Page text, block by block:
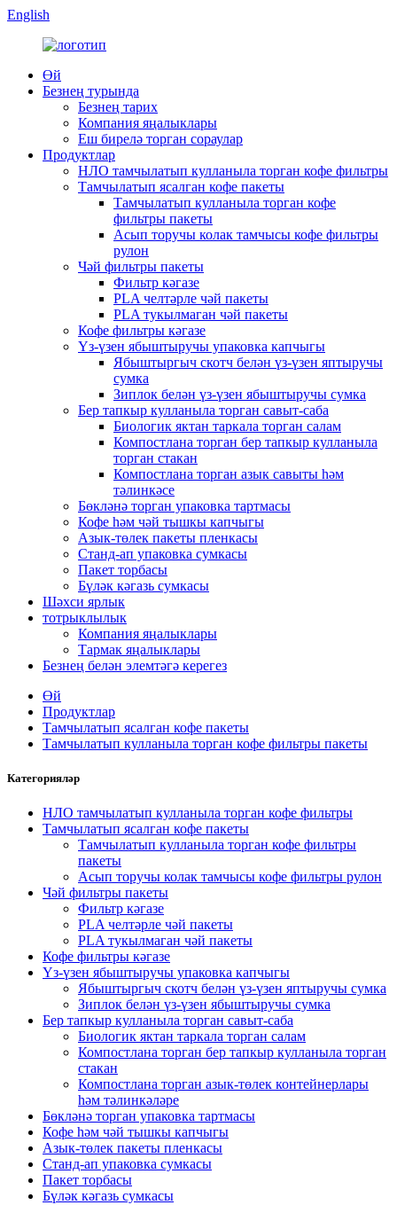
English
Өй
Безнең турында
Безнең тарих
Компания яңалыклары
Еш бирелә торган сораулар
Продуктлар
НЛО тамчылатып кулланыла торган кофе фильтры
Тамчылатып ясалган кофе пакеты
Тамчылатып кулланыла торган кофе
фильтры пакеты
Асып торучы колак тамчысы кофе фильтры
рулон
Чәй фильтры пакеты
Фильтр кәгазе
PLA челтәрле чәй пакеты
PLA тукылмаган чәй пакеты
Кофе фильтры кәгазе
Үз-үзен ябыштыручы упаковка капчыгы
Ябыштыргыч скотч белән үз-үзен яптыручы
сумка
Зиплок белән үз-үзен ябыштыручы сумка
Бер тапкыр кулланыла торган савыт-саба
Биологик яктан таркала торган салам
Компостлана торган бер тапкыр кулланыла
торган стакан
Компостлана торган азык савыты һәм
тәлинкәсе
Бөкләнә торган упаковка тартмасы
Кофе һәм чәй тышкы капчыгы
Азык-төлек пакеты пленкасы
Станд-ап упаковка сумкасы
Пакет торбасы
Бүләк кәгазь сумкасы
Шәхси ярлык
тотрыклылык
Компания яңалыклары
Тармак яңалыклары
Безнең белән элемтәгә керегез
Өй
Продуктлар
Тамчылатып ясалган кофе пакеты
Тамчылатып кулланыла торган кофе фильтры пакеты
Категорияләр
НЛО тамчылатып кулланыла торган кофе фильтры
Тамчылатып ясалган кофе пакеты
Тамчылатып кулланыла торган кофе фильтры
пакеты
Асып торучы колак тамчысы кофе фильтры рулон
Чәй фильтры пакеты
Фильтр кәгазе
PLA челтәрле чәй пакеты
PLA тукылмаган чәй пакеты
Кофе фильтры кәгазе
Үз-үзен ябыштыручы упаковка капчыгы
Ябыштыргыч скотч белән үз-үзен яптыручы сумка
Зиплок белән үз-үзен ябыштыручы сумка
Бер тапкыр кулланыла торган савыт-саба
Биологик яктан таркала торган салам
Компостлана торган бер тапкыр кулланыла торган
стакан
Компостлана торган азык-төлек контейнерлары
һәм тәлинкәләре
Бөкләнә торган упаковка тартмасы
Кофе һәм чәй тышкы капчыгы
Азык-төлек пакеты пленкасы
Станд-ап упаковка сумкасы
Пакет торбасы
Бүләк кәгазь сумкасы